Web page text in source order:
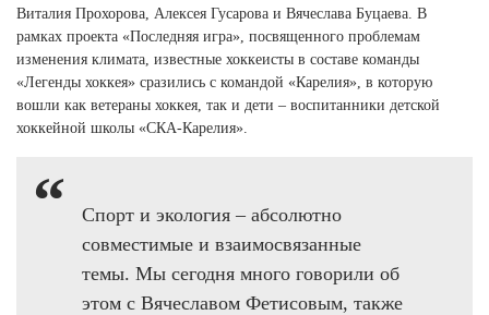
Хакасия (1)
Ханты-Мансийский автономный округ (3)
Челябинская область (2)
Ямало-Ненецкий автономный округ (1)
Виталия Прохорова, Алексея Гусарова и Вячеслава Буцаева. В
рамках проекта «Последняя игра», посвященного проблемам
изменения климата, известные хоккеисты в составе команды
«Легенды хоккея» сразились с командой «Карелия», в которую
вошли как ветераны хоккея, так и дети – воспитанники детской
хоккейной школы «СКА-Карелия».
Спорт и экология – абсолютно
совместимые и взаимосвязанные
темы. Мы сегодня много говорили об
этом с Вячеславом Фетисовым, также